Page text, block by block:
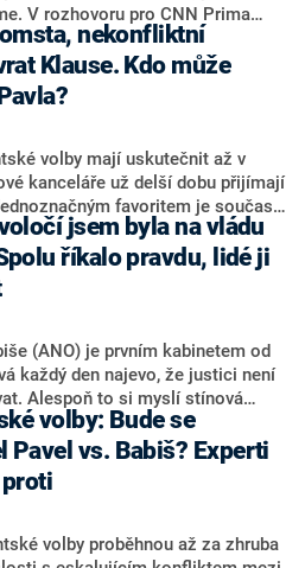
Grolich na dotaz CNN Prima
V rozhovoru pro CNN Prima
hnutí a jihočeský hejtman
nebyl, ale získat by takto mohl
Zdeňka Hrabu, který je dnes
a TOP 09. Hraba to na dotaz
Předseda klubu senátorů ODS
řekl, že počítá s odchodem
z klubu a že Naše Česko není
Klause. Kdo může
volby mají uskutečnit až v
kanceláře už delší dobu přijímají
favoritem je současná
Daleko za ním pak bookmakeři
politiky ANO, tedy premiéra
průmyslu Karla Havlíčka.
sázkařů je poslanec za
Politolog Jan Kubáček nicméně
kohokoliv ze zmíněné trojice
Podle něj současná koalice dosud
by Pavlovi mohla konkurovat.
jsem byla na vládu
říkalo pravdu, lidé ji
(ANO) je prvním kabinetem od
každý den najevo, že justici není
Alespoň to si myslí stínová
ODS Eva Decroix. V
Prima NEWS si nebrala servítky
výkonu svého nástupce Jeronýma
zmocněnkyně pro lidská
Označením „svoloč“ na
ještě hodná. Decroix se také
Pavel vs. Babiš? Experti
volby proběhnou až za zhruba